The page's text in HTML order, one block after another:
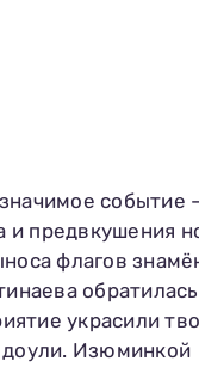
событие
и предвкушения
флагов
украсили
доули. Изюминкой